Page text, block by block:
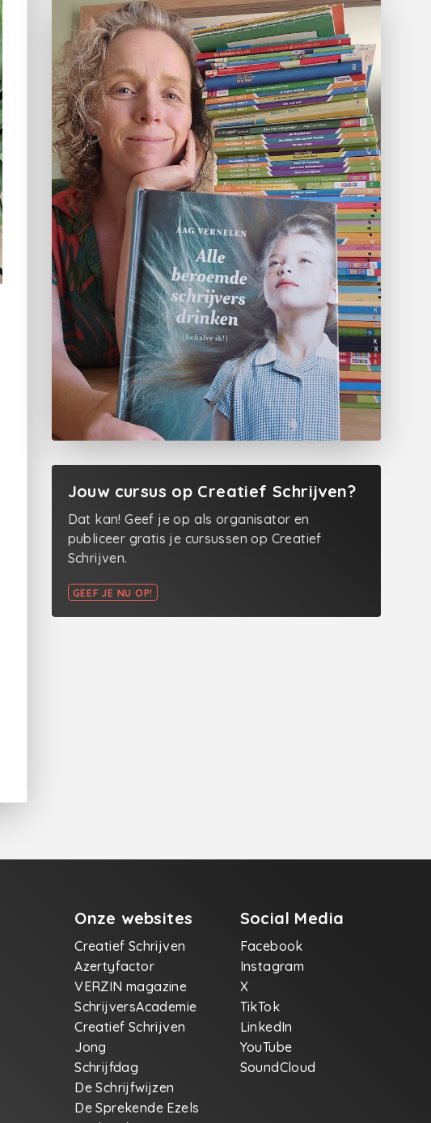
Jouw cursus op Creatief Schrijven?
Dat kan! Geef je op als organisator en
publiceer gratis je cursussen op Creatief
Schrijven.
GEEF JE NU OP!
Onze websites
Creatief Schrijven
Azertyfactor
VERZIN magazine
SchrijversAcademie
Creatief Schrijven
Jong
Schrijfdag
De Schrijfwijzen
De Sprekende Ezels
Social Media
Facebook
Instagram
X
TikTok
LinkedIn
YouTube
SoundCloud